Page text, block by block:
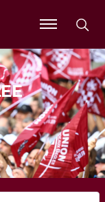
Ouvrir
le
menu